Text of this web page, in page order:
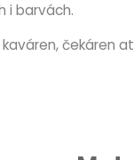
i barvách.
čekáren